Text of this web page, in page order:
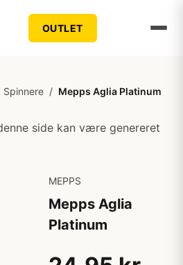
OUTLET
Spinnere / Mepps Aglia Platinum
side kan være genereret
MEPPS
Mepps Aglia
Platinum